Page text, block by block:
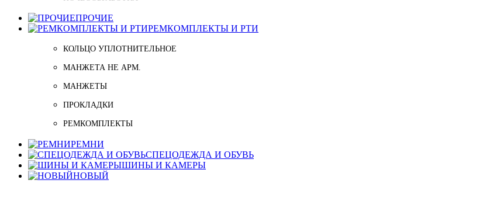
ПРОЧИЕ
РЕМКОМПЛЕКТЫ И РТИ
КОЛЬЦО УПЛОТНИТЕЛЬНОЕ
МАНЖЕТА НЕ АРМ.
МАНЖЕТЫ
ПРОКЛАДКИ
РЕМКОМПЛЕКТЫ
РЕМНИ
СПЕЦОДЕЖДА И ОБУВЬ
ШИНЫ И КАМЕРЫ
НОВЫЙ